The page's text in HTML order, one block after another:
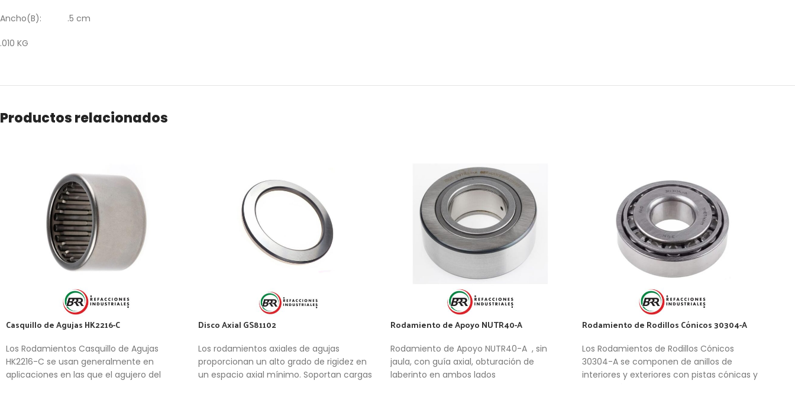
Ancho(B): .5 cm
.010 KG
Productos relacionados
Casquillo de Agujas HK2216-C
Los Rodamientos Casquillo de Agujas
HK2216-C se usan generalmente en
aplicaciones en las que el agujero del
Disco Axial GS81102
Los rodamientos axiales de agujas
proporcionan un alto grado de rigidez en
un espacio axial mínimo. Soportan cargas
Rodamiento de Apoyo NUTR40-A
Rodamiento de Apoyo NUTR40-A , sin
jaula, con guía axial, obturación de
laberinto en ambos lados
Rodamiento de Rodillos Cónicos 30304-A
Los Rodamientos de Rodillos Cónicos
30304-A se componen de anillos de
interiores y exteriores con pistas cónicas y